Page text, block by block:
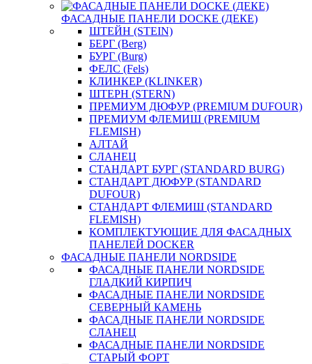
ФАСАДНЫЕ ПАНЕЛИ DOCKE (ДЕКЕ)
ШТЕЙН (STEIN)
БЕРГ (Berg)
БУРГ (Burg)
ФЕЛС (Fels)
КЛИНКЕР (KLINKER)
ШТЕРН (STERN)
ПРЕМИУМ ДЮФУР (PREMIUM DUFOUR)
ПРЕМИУМ ФЛЕМИШ (PREMIUM
FLEMISH)
АЛТАЙ
СЛАНЕЦ
СТАНДАРТ БУРГ (STANDARD BURG)
СТАНДАРТ ДЮФУР (STANDARD
DUFOUR)
СТАНДАРТ ФЛЕМИШ (STANDARD
FLEMISH)
КОМПЛЕКТУЮЩИЕ ДЛЯ ФАСАДНЫХ
ПАНЕЛЕЙ DOCKER
ФАСАДНЫЕ ПАНЕЛИ NORDSIDE
ФАСАДНЫЕ ПАНЕЛИ NORDSIDE
ГЛАДКИЙ КИРПИЧ
ФАСАДНЫЕ ПАНЕЛИ NORDSIDE
СЕВЕРНЫЙ КАМЕНЬ
ФАСАДНЫЕ ПАНЕЛИ NORDSIDE
СЛАНЕЦ
ФАСАДНЫЕ ПАНЕЛИ NORDSIDE
СТАРЫЙ ФОРТ